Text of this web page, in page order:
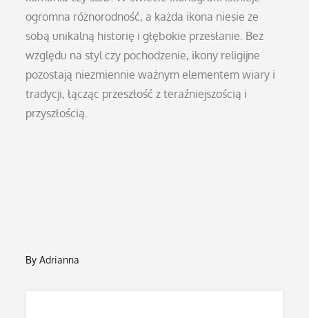
ogromna różnorodność, a każda ikona niesie ze
sobą unikalną historię i głębokie przesłanie. Bez
względu na styl czy pochodzenie, ikony religijne
pozostają niezmiennie ważnym elementem wiary i
tradycji, łącząc przeszłość z teraźniejszością i
przyszłością.
ByAdrianna